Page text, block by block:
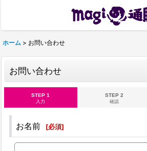
ホーム > お問い合わせ
お問い合わせ
STEP 1
入力
STEP 2
確認
お名前 [必須]